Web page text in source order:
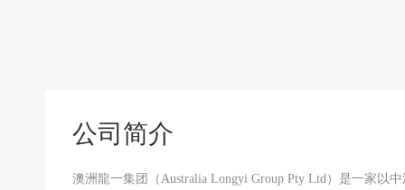
公司简介
澳洲龍一集团（Australia Longyi Group Pty Ltd）是一家以